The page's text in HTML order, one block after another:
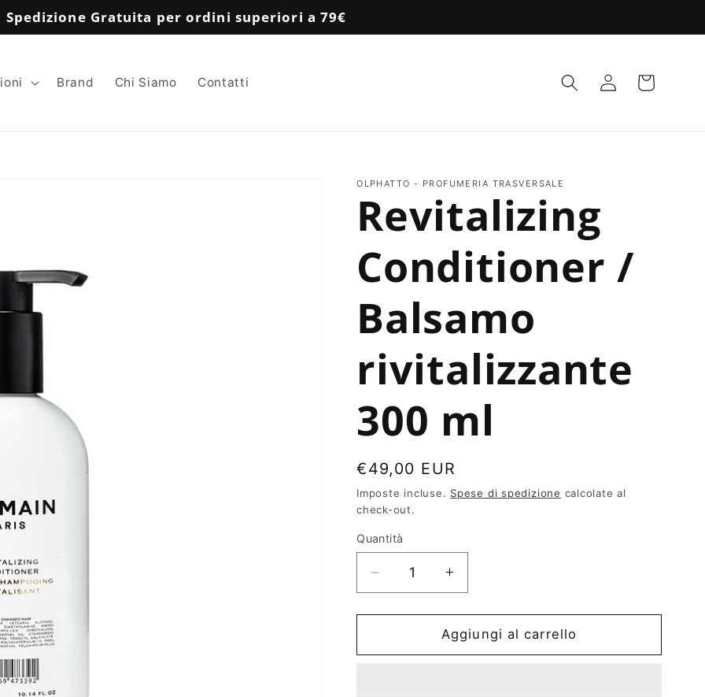
Spedizione Gratuita per ordini superiori a 79€
Brand Chi Siamo Contatti Accedi Carrello
OLPHATTO - PROFUMERIA TRASVERSALE
Revitalizing
Conditioner /
Balsamo
rivitalizzante
300 ml
Prezzo
di
listino
€49,00 EUR
Imposte incluse. Spese di spedizione calcolate al
check-out.
Quantità
Diminuisci
quantità
per
Revitalizing
Conditioner
Aumenta
quantità
per
Revitalizing
Conditioner
Aggiungi al carrello